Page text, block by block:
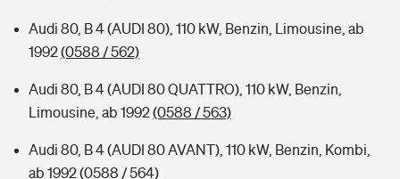
Audi 80, B 4 (AUDI 80), 110 kW, Benzin, Limousine, ab
1992(0588 / 562)
Audi 80, B 4 (AUDI 80 QUATTRO), 110 kW, Benzin,
Limousine, ab 1992(0588 / 563)
Audi 80, B 4 (AUDI 80 AVANT), 110 kW, Benzin, Kombi,
ab 1992(0588 / 564)